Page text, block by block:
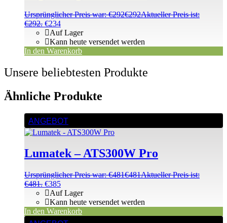
Ursprünglicher Preis war: €292€292Aktueller Preis ist:
€292. €234
Auf Lager
Kann heute versendet werden
In den Warenkorb
Unsere beliebtesten Produkte
Ähnliche Produkte
ANGEBOT
Lumatek – ATS300W Pro
Ursprünglicher Preis war: €481€481Aktueller Preis ist:
€481. €385
Auf Lager
Kann heute versendet werden
In den Warenkorb